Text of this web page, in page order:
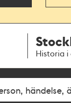
Historia i